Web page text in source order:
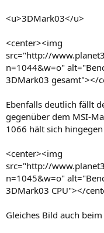
<u>3DMark03</u>
<center><img
src="http://
n=1044&w=o"
3DMark03 gesamt"></
Ebenfalls deutlich fällt
gegenüber dem MSI-
1066 hält sich
<center><img
src="http://
n=1045&w=o"
3DMark03 CPU"></
Gleiches Bild auch